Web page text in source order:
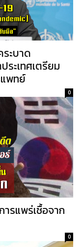
ระบาด
ระเทศเตรียม
พทย์
0
ารแพร่เชื้อจาก
0